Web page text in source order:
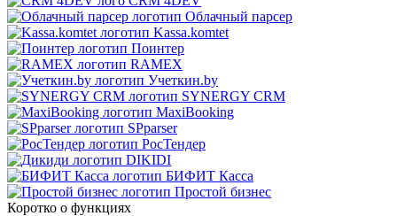
Облачный парсер
Kassa.komtet
Поинтер
RAMEX
Учеткин.by
SYNERGY CRM
MaxiBooking
SPparser
РосТендер
DIKIDI
БИФИТ Касса
Простой бизнес
Коротко о функциях